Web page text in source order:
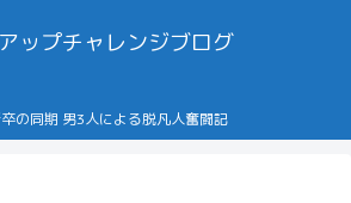
ップチャレンジブログ
の同期 男3人による脱凡人奮闘記